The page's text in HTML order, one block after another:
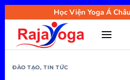
Bỏ
qua
nội
Học Viện Yoga Á
ĐÀO TẠO,TIN TỨC